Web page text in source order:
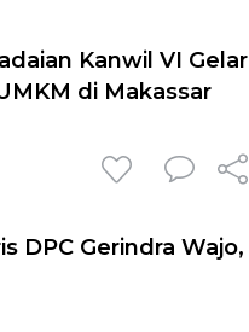
Kanwil VI Gelar
di Makassar
DPC Gerindra Wajo,